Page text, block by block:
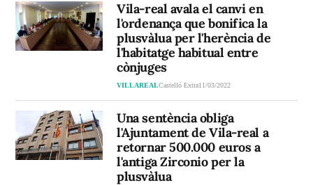
Vila-real avala el canvi en
l'ordenança que bonifica la
plusvàlua per l'herència de
l'habitatge habitual entre
cònjuges
VILLAREALCastelló Extra11/03/2022
Una sentència obliga
l'Ajuntament de Vila-real a
retornar 500.000 euros a
l'antiga Zirconio per la
plusvàlua